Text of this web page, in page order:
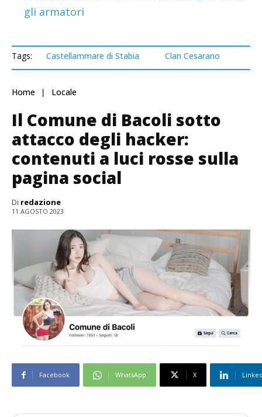
gli armatori
Tags: Castellammare di Stabia Clan Cesarano
Home Locale
Il Comune di Bacoli sotto
attacco degli hacker:
contenuti a luci rosse sulla
pagina social
Di redazione
11 AGOSTO 2023
Facebook WhatsApp X